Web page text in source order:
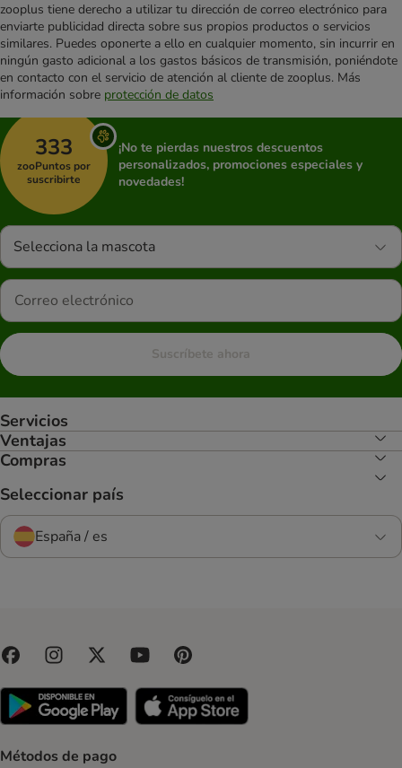
zooplus tiene derecho a utilizar tu dirección de correo electrónico para
enviarte publicidad directa sobre sus propios productos o servicios
similares. Puedes oponerte a ello en cualquier momento, sin incurrir en
ningún gasto adicional a los gastos básicos de transmisión, poniéndote
en contacto con el servicio de atención al cliente de zooplus. Más
información sobre protección de datos
333
zooPuntos por
suscribirte
¡No te pierdas nuestros descuentos
personalizados, promociones especiales y
novedades!
Selecciona la mascota
Suscríbete ahora
Servicios
Ventajas
Compras
Seleccionar país
España / es
Métodos de pago